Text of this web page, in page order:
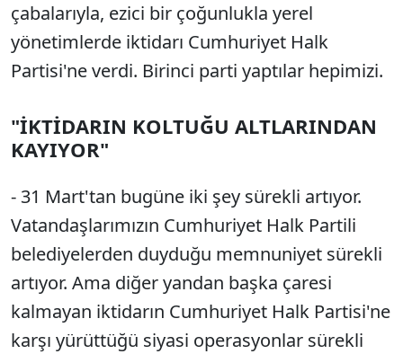
çabalarıyla, ezici bir çoğunlukla yerel
yönetimlerde iktidarı Cumhuriyet Halk
Partisi'ne verdi. Birinci parti yaptılar hepimizi.
"İKTİDARIN KOLTUĞU ALTLARINDAN
KAYIYOR"
- 31 Mart'tan bugüne iki şey sürekli artıyor.
Vatandaşlarımızın Cumhuriyet Halk Partili
belediyelerden duyduğu memnuniyet sürekli
artıyor. Ama diğer yandan başka çaresi
kalmayan iktidarın Cumhuriyet Halk Partisi'ne
karşı yürüttüğü siyasi operasyonlar sürekli